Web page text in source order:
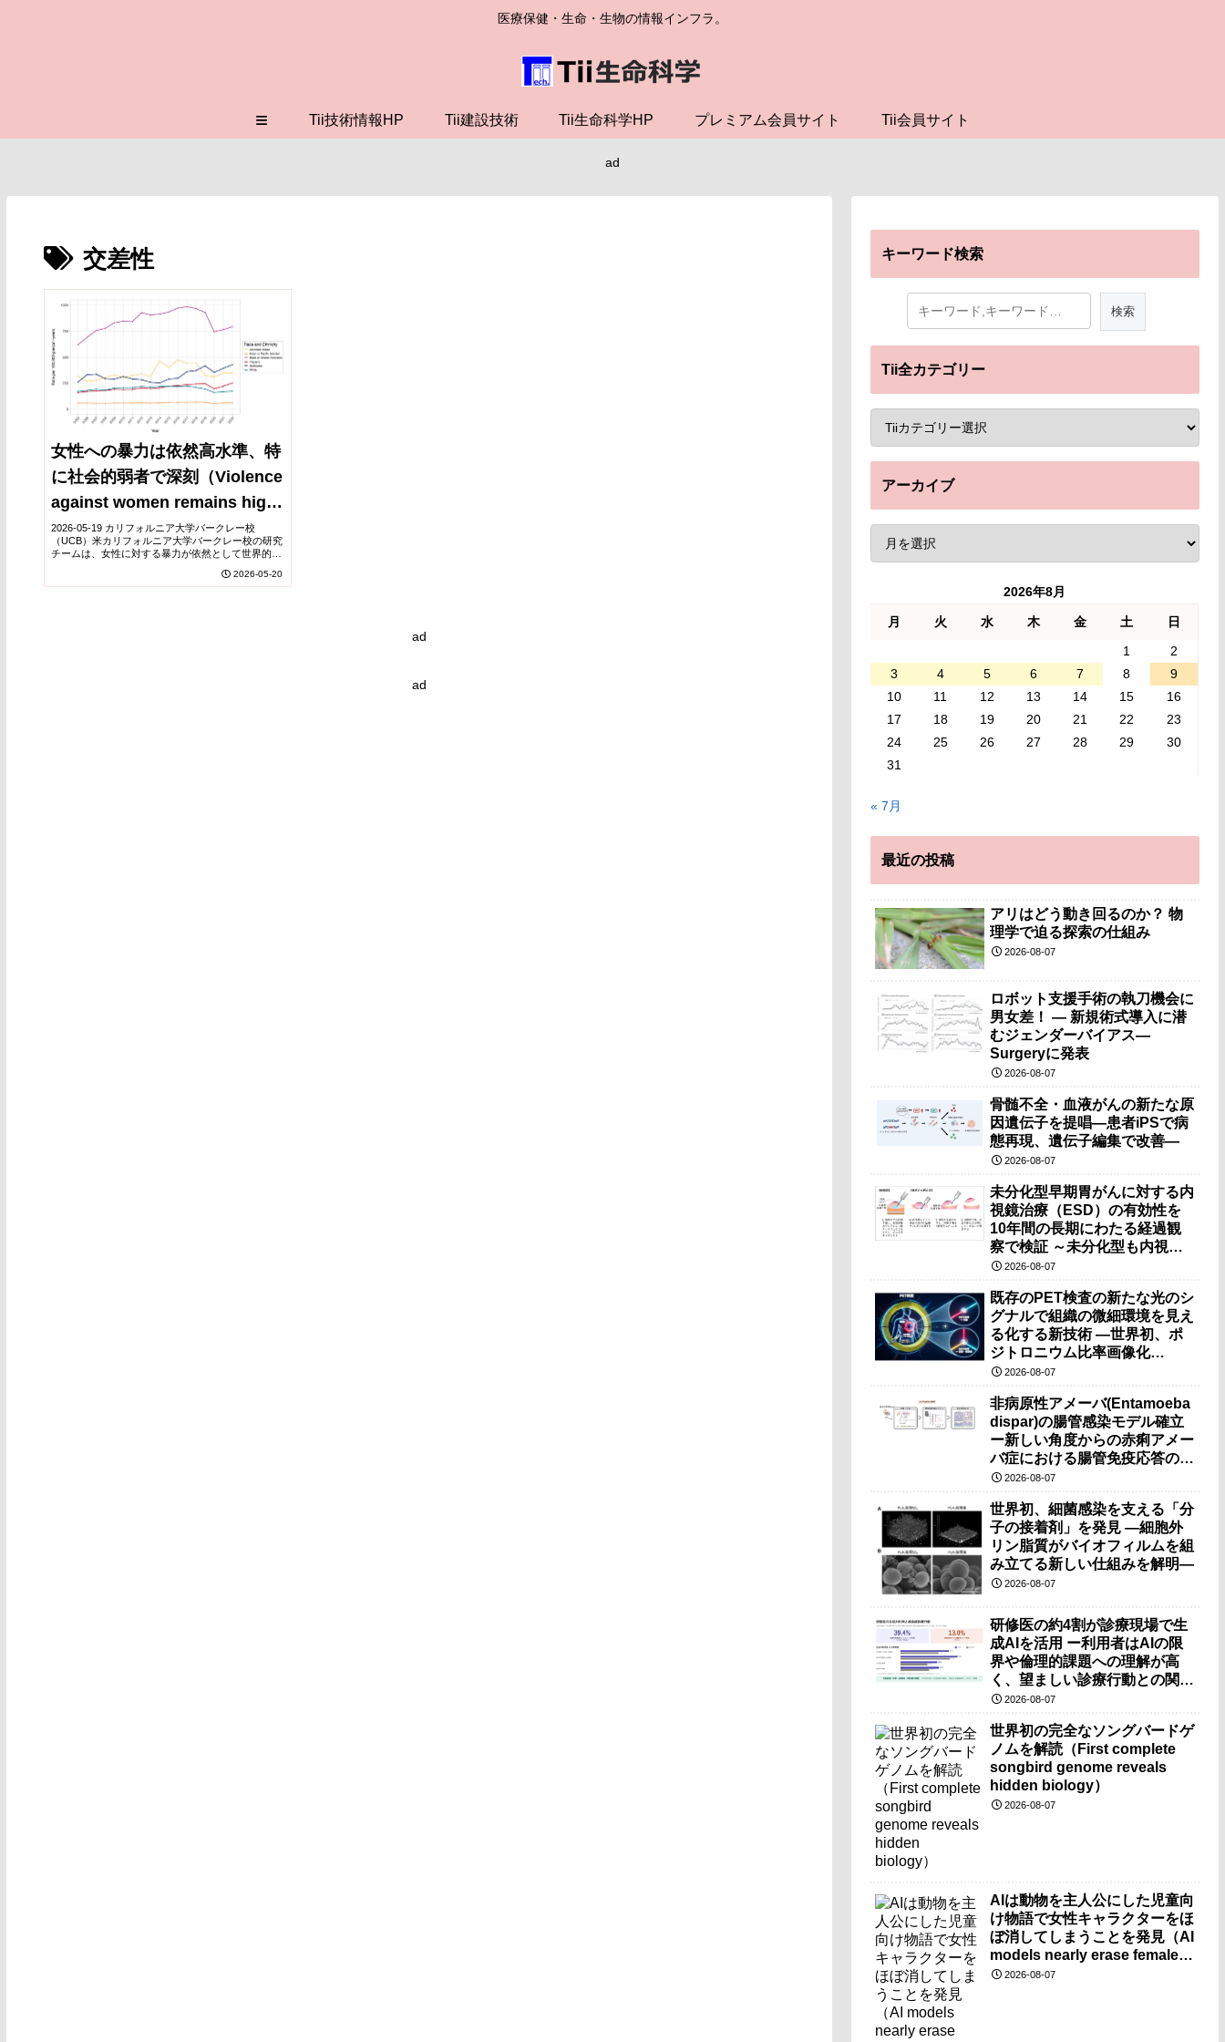
医療保健・生命・生物の情報インフラ。
≡ Tii技術情報HP Tii建設技術 Tii生命科学HP プレミアム会員サイト Tii会員サイト
ad
交差性
女性への暴力は依然高水準、特
に社会的弱者で深刻（Violence
against women remains high
― particularly for
marginalized groups）
2026-05-19 カリフォルニア大学バークレー校
（UCB）米カリフォルニア大学バークレー校の研究
チームは、女性に対する暴力が依然として世界的に
被害が深刻であることを明らかにした。研究では、
2026-05-20
ad
ad
キーワード検索
Tii全カテゴリー
アーカイブ
2026年8月
月 火 水 木 金 土
日
1
2
3
4 5 6 7 8
9
10
11 12 13 14 15
16
17
18 19 20 21 22
23
24
25 26 27 28 29
30
31
« 7月
最近の投稿
アリはどう動き回るのか？ 物
理学で迫る探索の仕組み
2026-08-07
ロボット支援手術の執刀機会に
男女差！ — 新規術式導入に潜
むジェンダーバイアス—
Surgeryに発表
2026-08-07
骨髄不全・血液がんの新たな原
因遺伝子を提唱―患者iPSで病
態再現、遺伝子編集で改善―
2026-08-07
未分化型早期胃がんに対する内
視鏡治療（ESD）の有効性を
10年間の長期にわたる経過観
察で検証 ～未分化型も内視鏡
治療で胃の温存が可能～
2026-08-07
既存のPET検査の新たな光のシ
グナルで組織の微細環境を見え
る化する新技術 ―世界初、ポ
ジトロニウム比率画像化
（PRI）の原理検証に成功―
2026-08-07
非病原性アメーバ(Entamoeba
dispar)の腸管感染モデル確立
ー新しい角度からの赤痢アメー
バ症における腸管免疫応答の理
解に期待ー
2026-08-07
世界初、細菌感染を支える「分
子の接着剤」を発見 ―細胞外
リン脂質がバイオフィルムを組
み立てる新しい仕組みを解明―
2026-08-07
研修医の約4割が診療現場で生
成AIを活用 ー利用者はAIの限
界や倫理的課題への理解が高
く、望ましい診療行動との関連
も確認ー
2026-08-07
世界初の完全なソングバードゲ
ノムを解読（First complete
songbird genome reveals
hidden biology）
2026-08-07
AIは動物を主人公にした児童向
け物語で女性キャラクターをほ
ぼ消してしまうことを発見（AI
models nearly erase female
characters when they write
2026-08-07